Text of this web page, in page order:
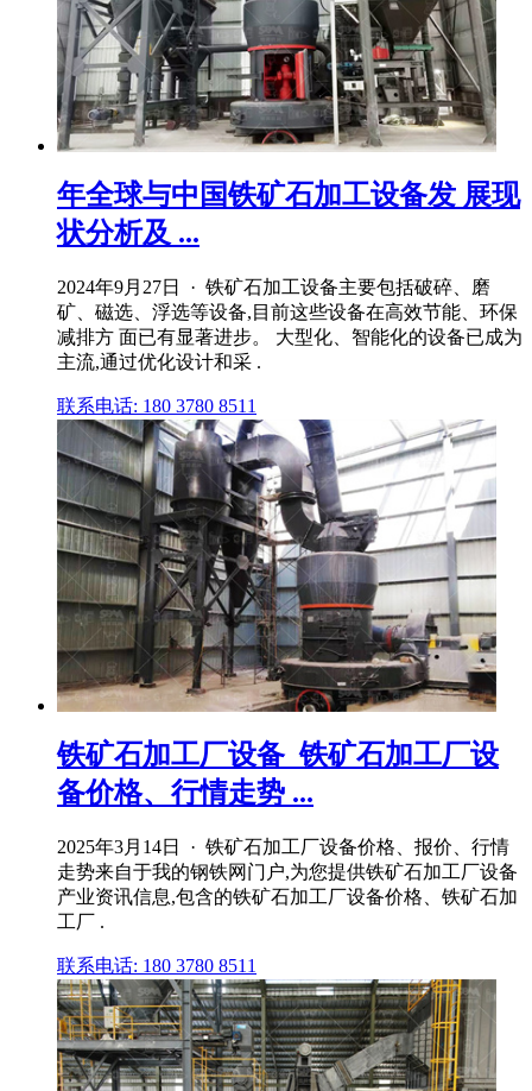
年全球与中国铁矿石加工设备发 展现
状分析及 ...
2024年9月27日 · 铁矿石加工设备主要包括破碎、磨
矿、磁选、浮选等设备,目前这些设备在高效节能、环保
减排方 面已有显著进步。 大型化、智能化的设备已成为
主流,通过优化设计和采 .
联系电话: 180 3780 8511
铁矿石加工厂设备_铁矿石加工厂设
备价格、行情走势 ...
2025年3月14日 · 铁矿石加工厂设备价格、报价、行情
走势来自于我的钢铁网门户,为您提供铁矿石加工厂设备
产业资讯信息,包含的铁矿石加工厂设备价格、铁矿石加
工厂 .
联系电话: 180 3780 8511